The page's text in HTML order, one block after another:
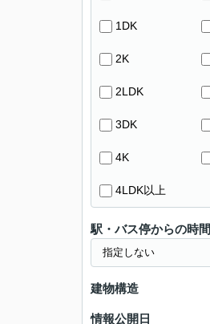
1DK
2K
2LDK
3DK
4K
4LDK以上
駅・バス停からの時間
建物構造
情報公開日